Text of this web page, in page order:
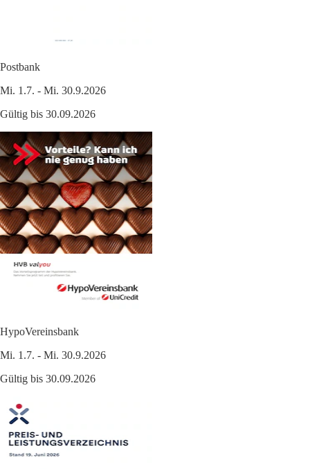
Postbank
Mi. 1.7. - Mi. 30.9.2026
Gültig bis 30.09.2026
HypoVereinsbank
Mi. 1.7. - Mi. 30.9.2026
Gültig bis 30.09.2026